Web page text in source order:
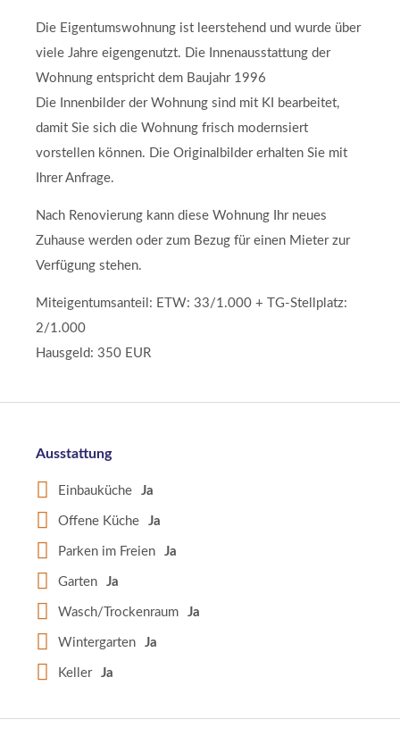
Die Eigentumswohnung ist leerstehend und wurde über
viele Jahre eigengenutzt. Die Innenausstattung der
Wohnung entspricht dem Baujahr 1996
Die Innenbilder der Wohnung sind mit KI bearbeitet,
damit Sie sich die Wohnung frisch modernsiert
vorstellen können. Die Originalbilder erhalten Sie mit
Ihrer Anfrage.
Nach Renovierung kann diese Wohnung Ihr neues
Zuhause werden oder zum Bezug für einen Mieter zur
Verfügung stehen.
Miteigentumsanteil: ETW: 33/1.000 + TG-Stellplatz:
2/1.000
Hausgeld: 350 EUR
Ausstattung
Einbauküche Ja
Offene Küche Ja
Parken im Freien Ja
Garten Ja
Wasch/Trockenraum Ja
Wintergarten Ja
Keller Ja